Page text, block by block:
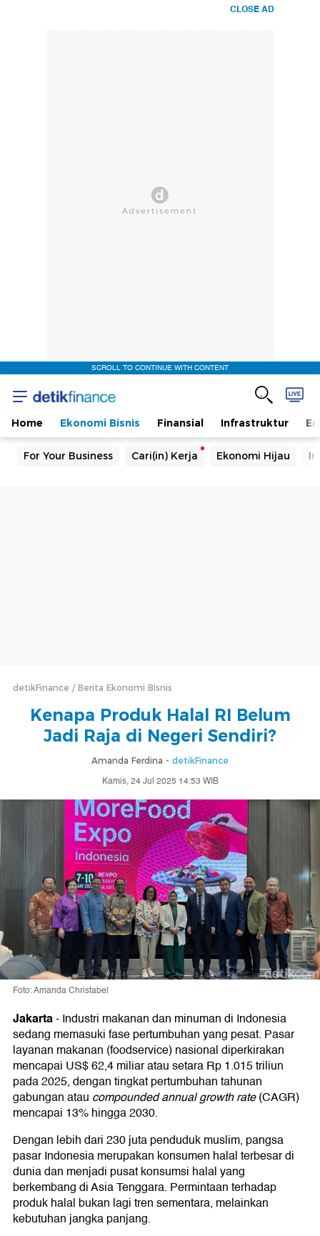
CLOSE AD
SCROLL TO CONTINUE WITH CONTENT
Home Ekonomi Bisnis Finansial Infrastruktur
For Your Business Cari(in) Kerja Ekonomi Hijau
detikFinance Berita Ekonomi Bisnis
Kenapa Produk Halal RI Belum
Jadi Raja di Negeri Sendiri?
Amanda Ferdina - detikFinance
Kamis, 24 Jul 2025 14:53 WIB
Foto: Amanda Christabel
Jakarta-Industri makanan dan minuman di Indonesia
sedang memasuki fase pertumbuhan yang pesat. Pasar
layanan makanan (foodservice) nasional diperkirakan
mencapai US$ 62,4 miliar atau setara Rp 1.015 triliun
pada 2025, dengan tingkat pertumbuhan tahunan
gabungan atau compounded annual growth rate(CAGR)
mencapai 13% hingga 2030.
Dengan lebih dari 230 juta penduduk muslim, pangsa
pasar Indonesia merupakan konsumen halal terbesar di
dunia dan menjadi pusat konsumsi halal yang
berkembang di Asia Tenggara. Permintaan terhadap
produk halal bukan lagi tren sementara, melainkan
kebutuhan jangka panjang.